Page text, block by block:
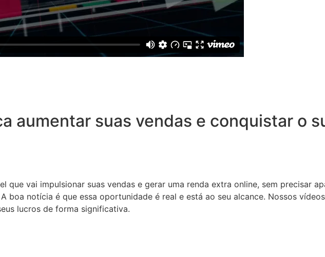
aumentar suas vendas e conquistar o
que vai impulsionar suas vendas e gerar uma renda extra online, sem precisar
boa notícia é que essa oportunidade é real e está ao seu alcance. Nossos
lucros de forma significativa.